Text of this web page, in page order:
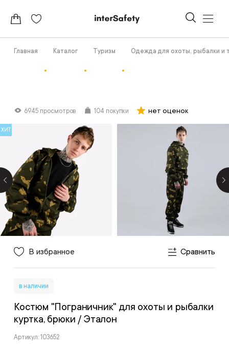
Главная Каталог Туризм Одежда для охоты, рыбалки и
6945 просмотров 104 покупки нет оценок
ХИТ
В избранное Сравнить
в наличии
Костюм "Пограничник" для охоты и рыбалки
куртка, брюки / Эталон
Артикул: 103652